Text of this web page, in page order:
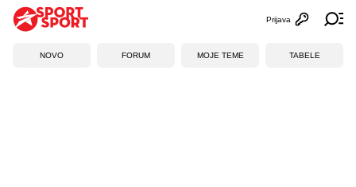
Otvori
Prijava
NOVO FORUM MOJE TEME TABELE